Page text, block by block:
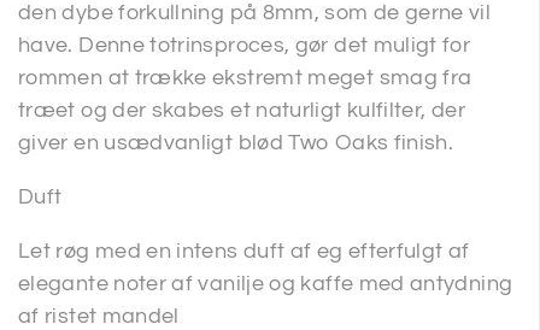
den dybe forkullning på 8mm, som de gerne vil
have. Denne totrinsproces, gør det muligt for
rommen at trække ekstremt meget smag fra
træet og der skabes et naturligt kulfilter, der
giver en usædvanligt blød Two Oaks finish.
Duft
Let røg med en intens duft af eg efterfulgt af
elegante noter af vanilje og kaffe med antydning
af ristet mandel